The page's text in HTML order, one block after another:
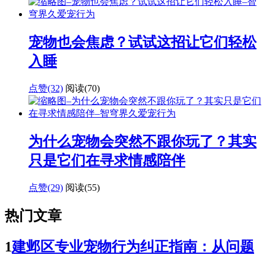
宠物也会焦虑？试试这招让它们轻松
入睡
点赞(32) 阅读(70)
为什么宠物会突然不跟你玩了？其实
只是它们在寻求情感陪伴
点赞(29) 阅读(55)
热门文章
1建邺区专业宠物行为纠正指南：从问题